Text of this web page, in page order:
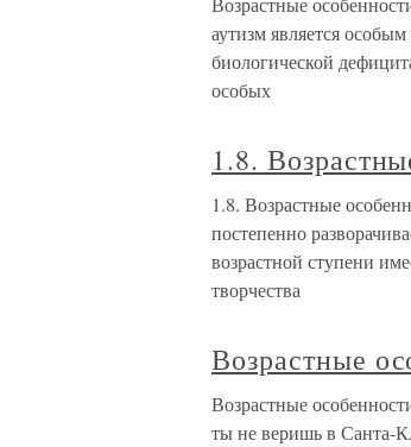
аутизм является
биологической
особых
1.8.
1.8. Возрастные
постепенно
возрастной ступени
творчества
Возрастные
Возрастные
ты не веришь в Санта-